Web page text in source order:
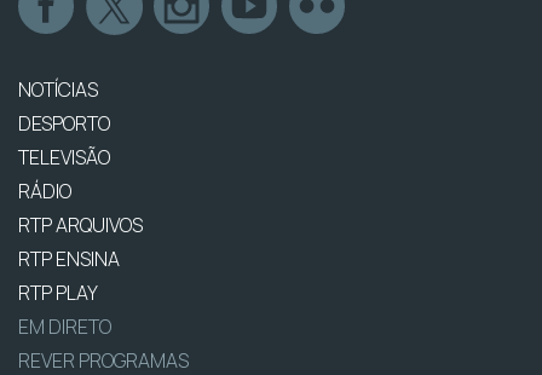
NOTÍCIAS
DESPORTO
TELEVISÃO
RÁDIO
RTP ARQUIVOS
RTP ENSINA
RTP PLAY
EM DIRETO
REVER PROGRAMAS